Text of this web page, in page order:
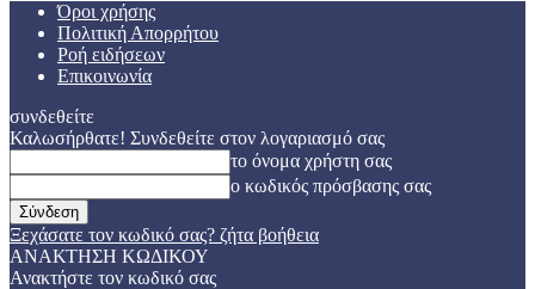
Όροι χρήσης
Πολιτική Απορρήτου
Ροή ειδήσεων
Επικοινωνία
συνδεθείτε
Καλωσήρθατε! Συνδεθείτε στον λογαριασμό σας
το όνομα χρήστη σας
ο κωδικός πρόσβασης σας
Ξεχάσατε τον κωδικό σας? ζήτα βοήθεια
ΑΝΑΚΤΗΣΗ ΚΩΔΙΚΟΥ
Ανακτήστε τον κωδικό σας